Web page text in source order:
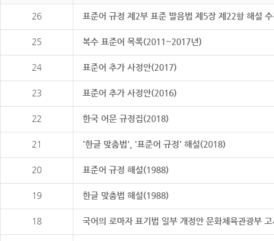
26 표준어 규정 제2부 표준 발음법 제5장 제22항 해설
25 복수 표준어 목록(2011~2017년)
24 표준어 추가 사정안(2017)
23 표준어 추가 사정안(2016)
22 한국 어문 규정집(2018)
21 '한글 맞춤법', '표준어 규정' 해설(2018)
20 표준어 규정 해설(1988)
19 한글 맞춤법 해설(1988)
18 국어의 로마자 표기법 일부 개정안 문화체육관광부